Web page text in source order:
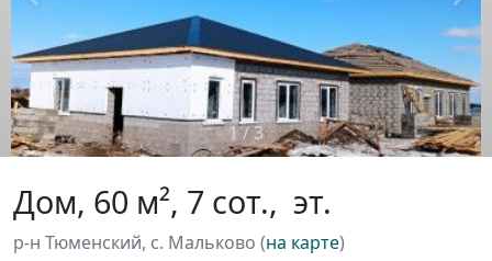
1/3
Дом, 60 м², 7 сот., эт.
р-н Тюменский, с. Мальково (на карте)